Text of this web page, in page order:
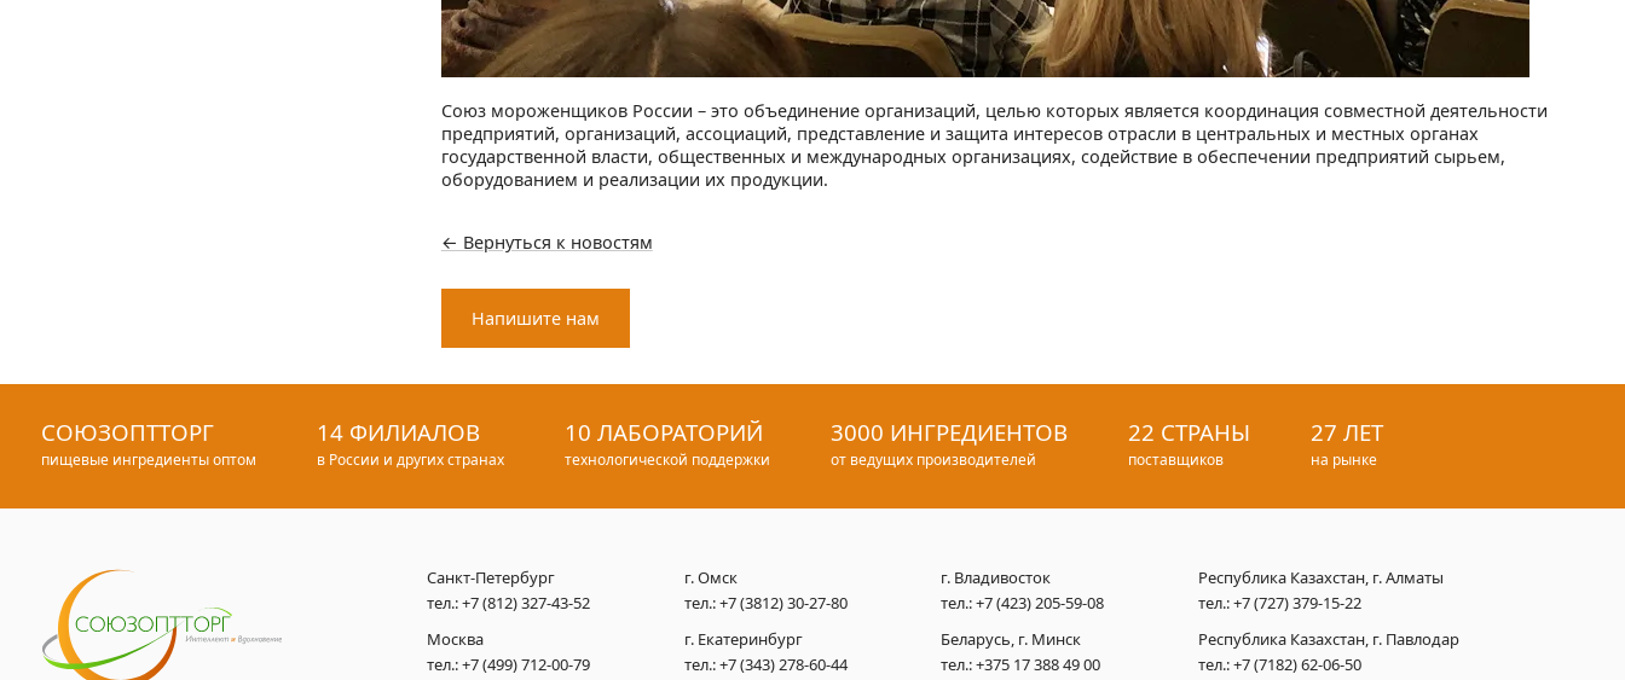
Союз мороженщиков России – это объединение организаций, целью которых является координация совместной деятельности
предприятий, организаций, ассоциаций, представление и защита интересов отрасли в центральных и местных органах
государственной власти, общественных и международных организациях, содействие в обеспечении предприятий сырьем,
оборудованием и реализации их продукции.
← Вернуться к новостям
Напишите нам
СОЮЗОПТТОРГ
пищевые ингредиенты оптом
14 ФИЛИАЛОВ
в России и других странах
10 ЛАБОРАТОРИЙ
технологической поддержки
3000 ИНГРЕДИЕНТОВ
от ведущих производителей
22 СТРАНЫ
поставщиков
27 ЛЕТ
на рынке
Санкт-Петербург
тел.:+7 (812) 327-43-52
Москва
тел.:+7 (499) 712-00-79
г. Омск
тел.:+7 (3812) 30-27-80
г. Екатеринбург
тел.:+7 (343) 278-60-44
г. Владивосток
тел.:+7 (423) 205-59-08
Беларусь, г. Минск
тел.:+375 17 388 49 00
Республика Казахстан, г. Алматы
тел.:+7 (727) 379-15-22
Республика Казахстан, г. Павлодар
тел.:+7 (7182) 62-06-50